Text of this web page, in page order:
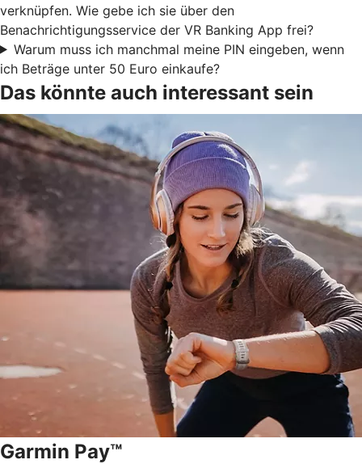
verknüpfen. Wie gebe ich sie über den
Benachrichtigungsservice der VR Banking App frei?
Warum muss ich manchmal meine PIN eingeben, wenn
ich Beträge unter 50 Euro einkaufe?
Das könnte auch interessant sein
Garmin Pay™